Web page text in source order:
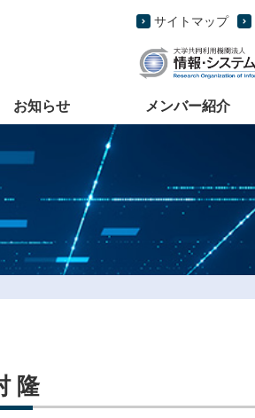
サイトマップ
お知らせ メンバー紹介
隆